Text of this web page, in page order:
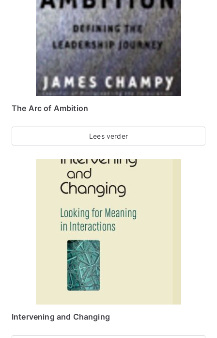
The Arc of Ambition
Lees verder
Intervening and Changing